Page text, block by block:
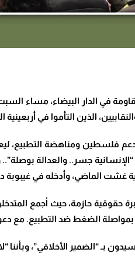
الذين التأموا في
فلسطين ومناهضة التطبيع،
جسر.. والعدالة بوصلة”..
الماضي، وأدخله في غيبوبة دامت
حقوقية حازمة، حيث أجمع
بمواصلة الضغط ضد التطبيع. مع
بـ “الضمير الأخلاقي”،